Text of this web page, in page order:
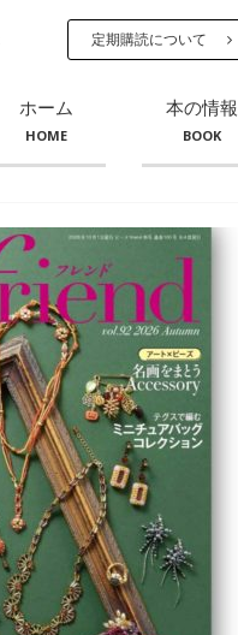
定期購読について
ホーム
HOME
本の情報
BOOK